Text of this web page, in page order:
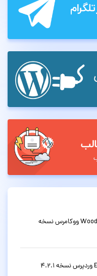
قالب فروشگاهی چندمنظوره وودمارت WoodMart ووکامرس نسخه